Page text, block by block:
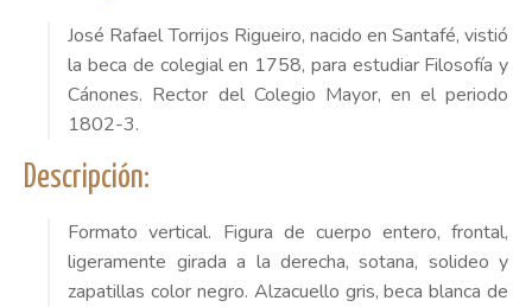
José Rafael Torrijos Rigueiro, nacido en Santafé, vistió
la beca de colegial en 1758, para estudiar Filosofía y
Cánones. Rector del Colegio Mayor, en el periodo
1802-3.
Descripción:
Formato vertical. Figura de cuerpo entero, frontal,
ligeramente girada a la derecha, sotana, solideo y
zapatillas color negro. Alzacuello gris, beca blanca de